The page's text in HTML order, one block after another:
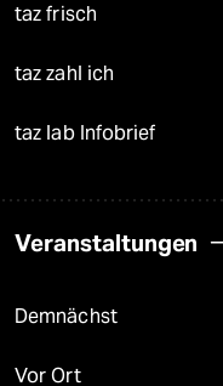
taz frisch
taz zahl ich
taz lab Infobrief
Veranstaltungen
Demnächst
Vor Ort